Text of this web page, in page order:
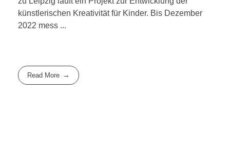
künstlerischen Kreativität für Kinder. Bis Dezember
2022 mess ...
Read More